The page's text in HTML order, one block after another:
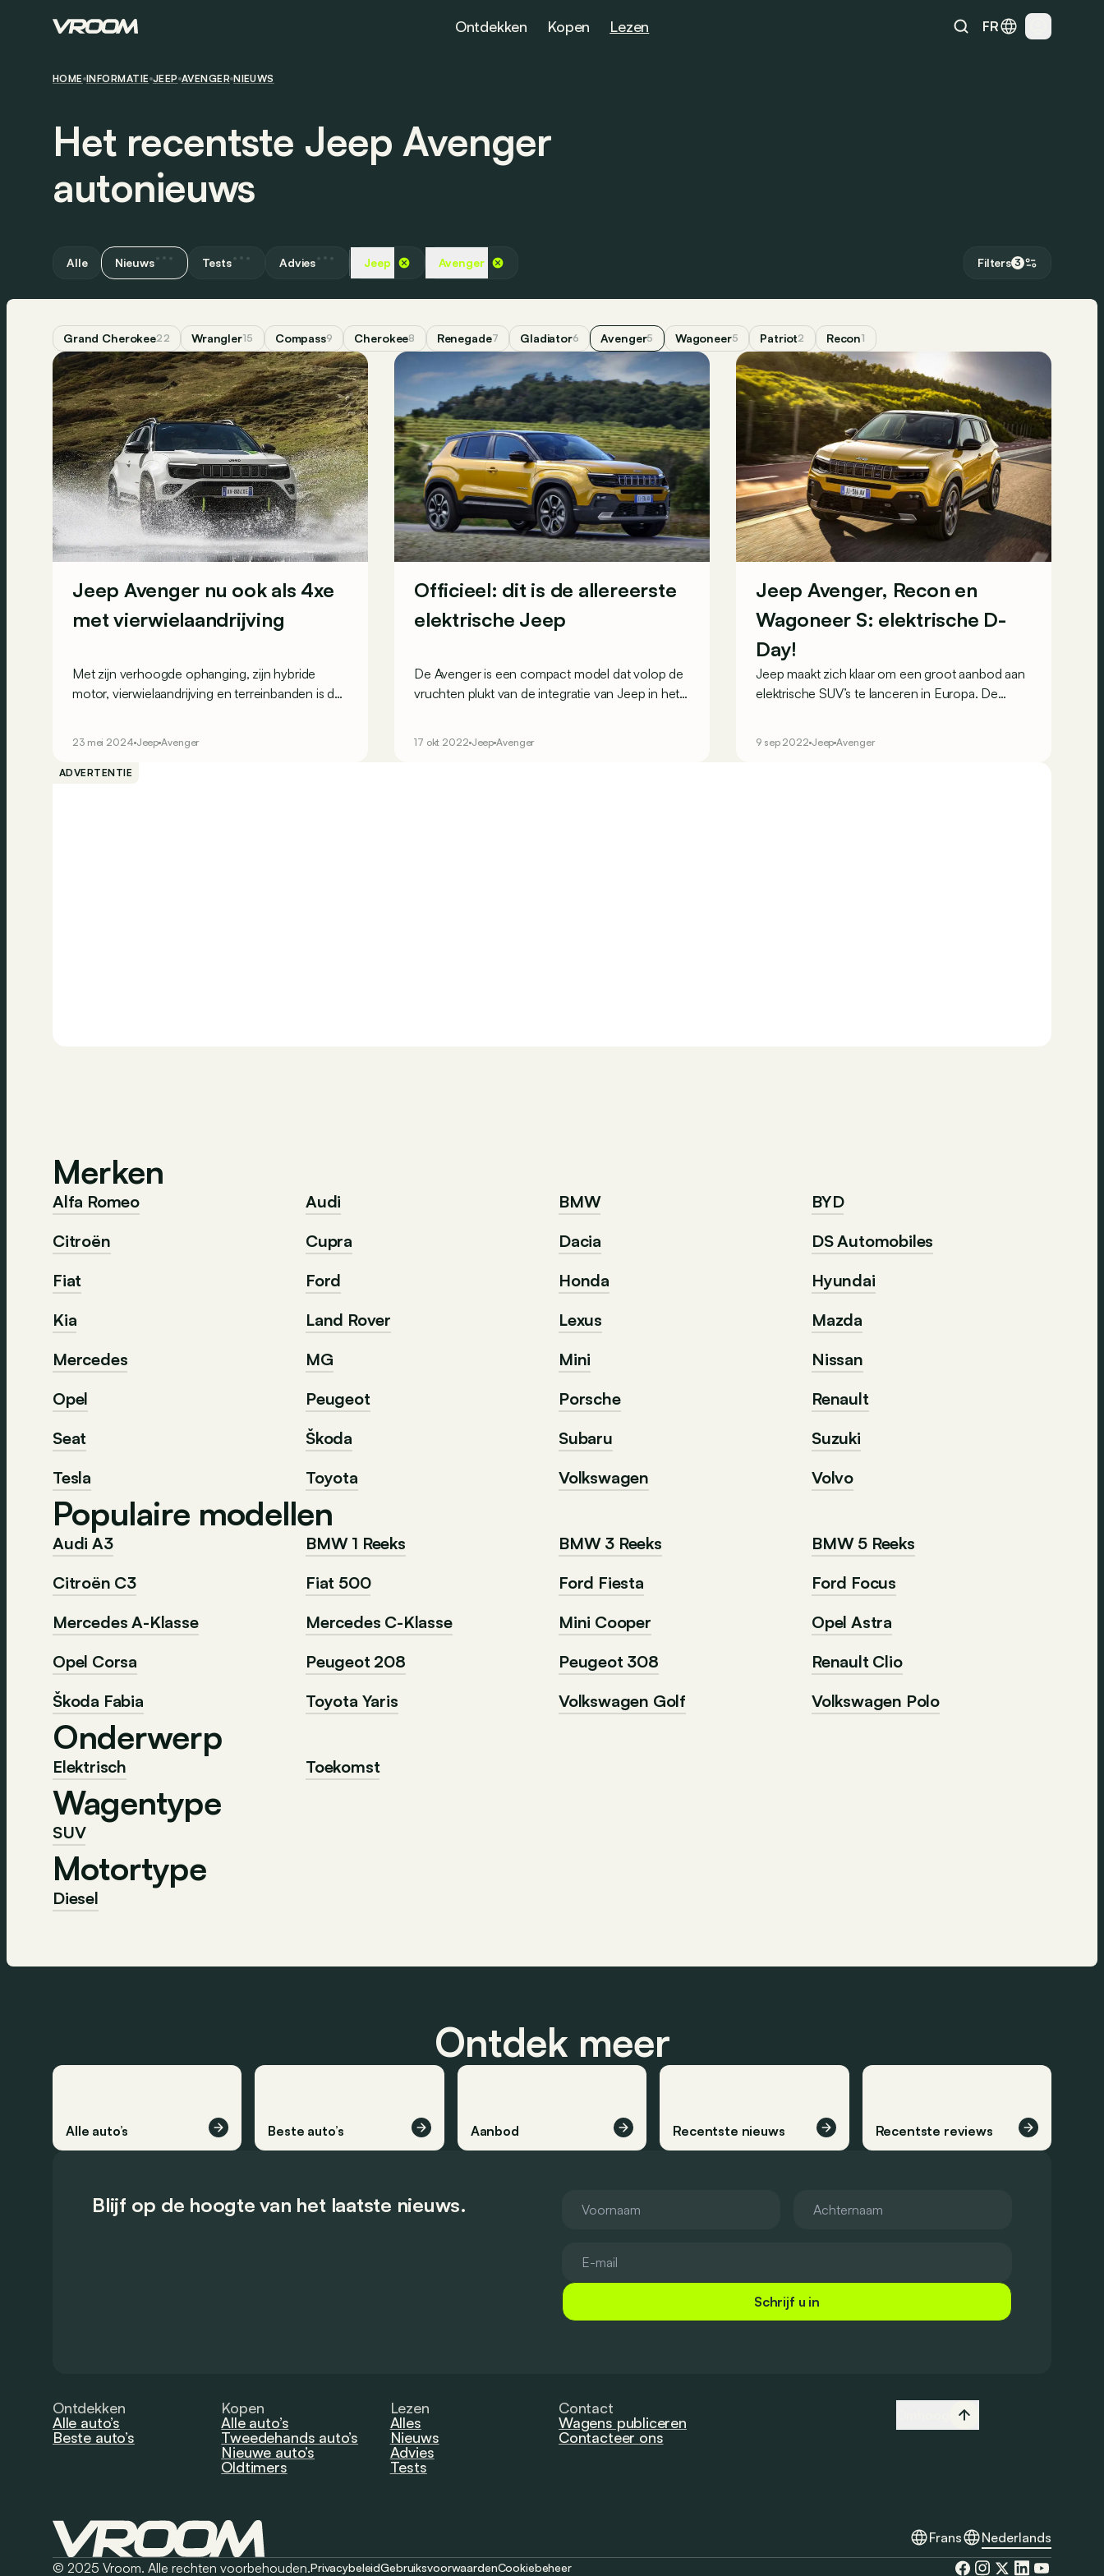
Ontdekken Kopen Lezen FR
HOME INFORMATIE JEEP AVENGER NIEUWS
Het recentste Jeep Avenger
autonieuws
Alle Nieuws Tests Advies Jeep Avenger Filters 3
Grand Cherokee22 Wrangler15 Compass9 Cherokee8 Renegade7 Gladiator6 Avenger5 Wagoneer5 Patriot2 Recon1
Jeep Avenger nu ook als 4xe
met vierwielaandrijving
Met zijn verhoogde ophanging, zijn hybride
motor, vierwielaandrijving en terreinbanden is de
23 mei 2024 Jeep Avenger
Officieel: dit is de allereerste
elektrische Jeep
De Avenger is een compact model dat volop de
vruchten plukt van de integratie van Jeep in het
voor van het model.
17 okt 2022 Jeep Avenger
Jeep Avenger, Recon en
Wagoneer S: elektrische D-
Day!
Jeep maakt zich klaar om een groot aanbod aan
elektrische SUV’s te lanceren in Europa. De
9 sep 2022 Jeep Avenger
ADVERTENTIE
Merken
Alfa Romeo Audi BMW
BYD
Citroën
Cupra Dacia
DS Automobiles
Fiat
Ford Honda
Hyundai
Kia
Land Rover Lexus
Mazda
Mercedes
MG Mini
Nissan
Opel
Peugeot Porsche
Renault
Seat
Škoda Subaru
Suzuki
Tesla
Toyota Volkswagen Volvo
Populaire modellen
Audi A3 BMW 1 Reeks BMW 3 Reeks
BMW 5 Reeks
Citroën C3
Fiat 500 Ford Fiesta
Ford Focus
Mercedes A-Klasse
Mercedes C-Klasse Mini Cooper
Opel Astra
Opel Corsa
Peugeot 208 Peugeot 308
Renault Clio
Škoda Fabia
Toyota Yaris Volkswagen Golf Volkswagen Polo
Onderwerp
Elektrisch Toekomst
Wagentype
SUV
Motortype
Diesel
Ontdek meer
Alle auto’s Beste auto’s Aanbod Recentste nieuws Recentste reviews
Blijf op de hoogte van het laatste nieuws.
Schrijf u in
Ontdekken
Alle auto’s
Beste auto’s
Kopen
Alle auto’s
Tweedehands auto’s
Nieuwe auto’s
Oldtimers
Lezen
Alles
Nieuws
Advies
Tests
Contact
Wagens publiceren
Contacteer ons
Frans
Nederlands
© 2025 Vroom. Alle rechten voorbehouden.PrivacybeleidGebruiksvoorwaardenCookiebeheer